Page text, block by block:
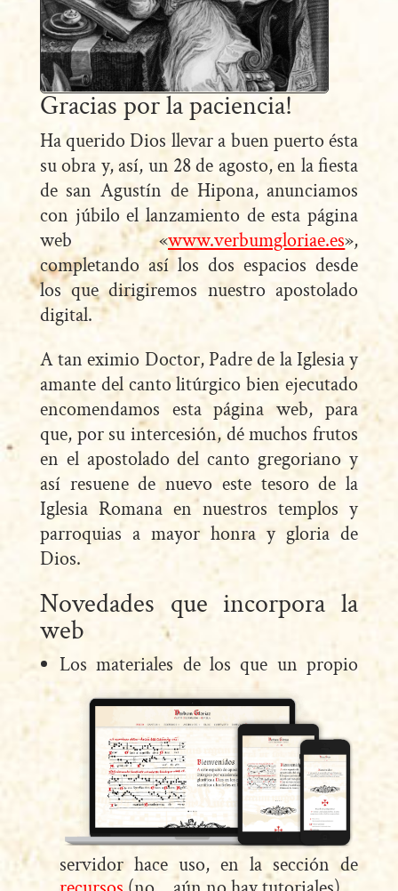
Gracias por la paciencia!
Ha querido Dios llevar a buen puerto ésta
su obra y, así, un 28 de agosto, en la fiesta
de san Agustín de Hipona, anunciamos
con júbilo el lanzamiento de esta página
web «www.verbumgloriae.es»,
completando así los dos espacios desde
los que dirigiremos nuestro apostolado
digital.
A tan eximio Doctor, Padre de la Iglesia y
amante del canto litúrgico bien ejecutado
encomendamos esta página web, para
que, por su intercesión, dé muchos frutos
en el apostolado del canto gregoriano y
así resuene de nuevo este tesoro de la
Iglesia Romana en nuestros templos y
parroquias a mayor honra y gloria de
Dios.
Novedades que incorpora la
web
Los materiales de los que un propio
servidor hace uso, en la sección de